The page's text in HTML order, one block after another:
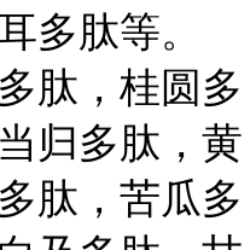
多肽等。
肽，桂圆多
归多肽，黄
肽，苦瓜多